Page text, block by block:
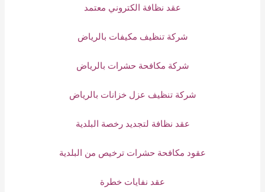
عقد نظافة الكتروني معتمد
شركة تنظيف مكيفات بالرياض
شركة مكافحة حشرات بالرياض
شركة تنظيف عزل خزانات بالرياض
عقد نظافة لتجديد رخصة البلدية
عقود مكافحة حشرات ترخيص من البلدية
عقد نفايات خطرة